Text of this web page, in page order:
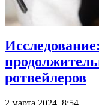
ротвейлеров